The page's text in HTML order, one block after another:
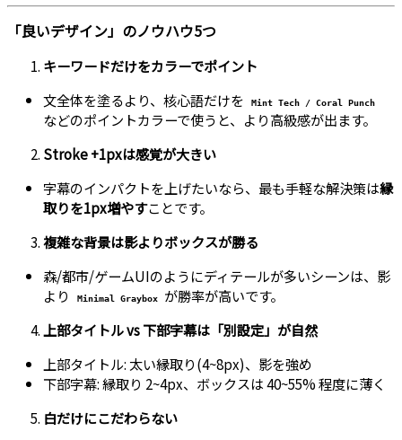
「良いデザイン」のノウハウ5つ
キーワードだけをカラーでポイント
文全体を塗るより、核心語だけを
Mint Tech / Coral Punch
などのポイントカラーで使うと、より高級感が出ます。
Stroke +1pxは感覚が大きい
字幕のインパクトを上げたいなら、最も手軽な解決策は縁
取りを1px増やすことです。
複雑な背景は影よりボックスが勝る
森/都市/ゲームUIのようにディテールが多いシーンは、影
より
Minimal Graybox
が勝率が高いです。
上部タイトル vs 下部字幕は「別設定」が自然
上部タイトル: 太い縁取り(4~8px)、影を強め
下部字幕: 縁取り 2~4px、ボックスは 40~55% 程度に薄く
白だけにこだわらない